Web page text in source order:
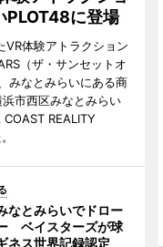
に登場
VR体験アトラクション
（ザ・サンセットオ
みなとみらいにある商
市西区みなとみらい
REALITY
なとみらいでドロー
ベイスターズが球
ネス世界記録認定